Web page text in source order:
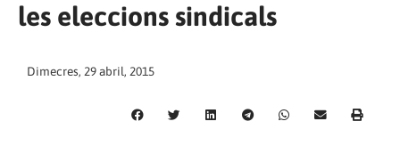
les eleccions sindicals
Dimecres, 29 abril, 2015